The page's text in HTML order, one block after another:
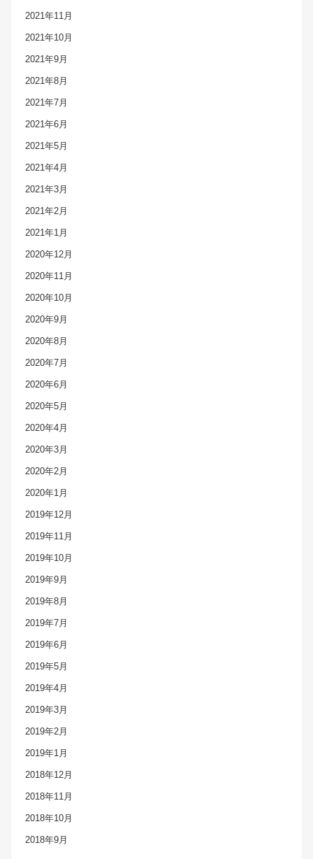
2021年11月
2021年10月
2021年9月
2021年8月
2021年7月
2021年6月
2021年5月
2021年4月
2021年3月
2021年2月
2021年1月
2020年12月
2020年11月
2020年10月
2020年9月
2020年8月
2020年7月
2020年6月
2020年5月
2020年4月
2020年3月
2020年2月
2020年1月
2019年12月
2019年11月
2019年10月
2019年9月
2019年8月
2019年7月
2019年6月
2019年5月
2019年4月
2019年3月
2019年2月
2019年1月
2018年12月
2018年11月
2018年10月
2018年9月